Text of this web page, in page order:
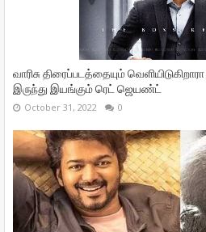
வாரிசு திரைப்படத்தையும்
இருந்து இயங்கும் ரெட் ஜெயண்ட்
October 31, 2022 0